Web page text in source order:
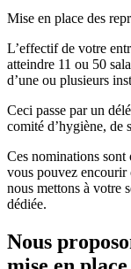
Mise en place des
L’effectif de votre
atteindre 11 ou 50
d’une ou plusieurs
Ceci passe par un
comité d’hygiène, de
Ces nominations sont
vous pouvez encourir
nous mettons à votre
dédiée.
Nous